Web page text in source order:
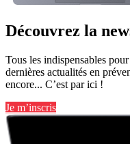
Découvrez la
Tous les indispensables
dernières actualités en
encore... C’est par ici !
Je m’inscris